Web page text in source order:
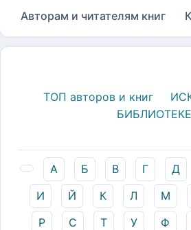
Авторам и читателям книг
ТОП авторов и книг
БИБЛИОТЕКЕ
А Б В Г Д
И
Й К Л М
Р
С Т У Ф